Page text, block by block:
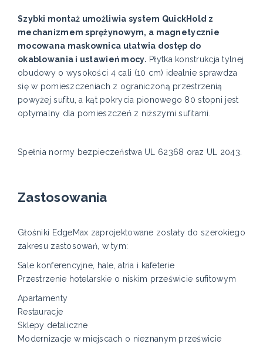
Szybki montaż umożliwia system QuickHold z
mechanizmem sprężynowym, a magnetycznie
mocowana maskownica ułatwia dostęp do
okablowania i ustawień mocy. Płytka konstrukcja tylnej
obudowy o wysokości 4 cali (10 cm) idealnie sprawdza
się w pomieszczeniach z ograniczoną przestrzenią
powyżej sufitu, a kąt pokrycia pionowego 80 stopni jest
optymalny dla pomieszczeń z niższymi sufitami.
Spełnia normy bezpieczeństwa UL 62368 oraz UL 2043.
Zastosowania
Głośniki EdgeMax zaprojektowane zostały do szerokiego
zakresu zastosowań, w tym:
Sale konferencyjne, hale, atria i kafeterie
Przestrzenie hotelarskie o niskim prześwicie sufitowym
Apartamenty
Restauracje
Sklepy detaliczne
Modernizacje w miejscach o nieznanym prześwicie